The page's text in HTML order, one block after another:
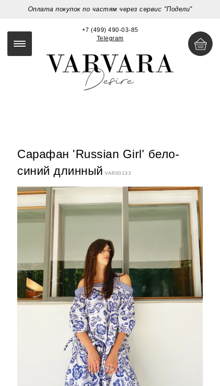
Оплата покупок по частям через сервис "Подели"
+7 (499) 490-03-85
Telegram
Сарафан 'Russian Girl' бело-
синий длинный VAR00133